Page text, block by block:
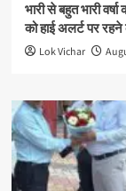
भारी से बहुत भारी
को हाई अलर्ट पर रहने
Lok Vichar